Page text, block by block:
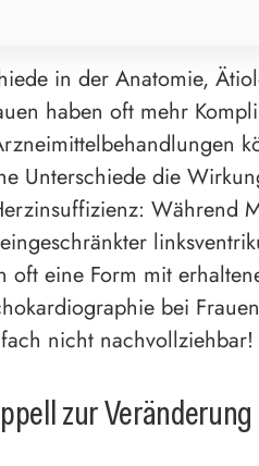
in der Anatomie,
haben oft mehr
Unterschiede die
Während
oft eine Form mit
bei
nicht nachvollziehbar!
zur Veränderung